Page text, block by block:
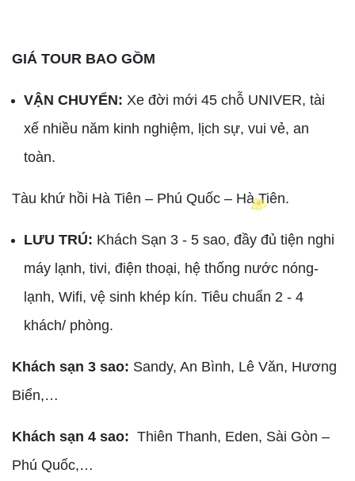
GIÁ TOUR BAO GỒM
VẬN CHUYỂN: Xe đời mới 45 chỗ UNIVER, tài
xế nhiều năm kinh nghiệm, lịch sự, vui vẻ, an
toàn.
Tàu khứ hồi Hà Tiên – Phú Quốc – Hà Tiên.
LƯU TRÚ: Khách Sạn 3 - 5 sao, đầy đủ tiện nghi
máy lạnh, tivi, điện thoại, hệ thống nước nóng-
lạnh, Wifi, vệ sinh khép kín. Tiêu chuẩn 2 - 4
khách/ phòng.
Khách sạn 3 sao: Sandy, An Bình, Lê Văn, Hương
Biển,…
Khách sạn 4 sao: Thiên Thanh, Eden, Sài Gòn –
Phú Quốc,…